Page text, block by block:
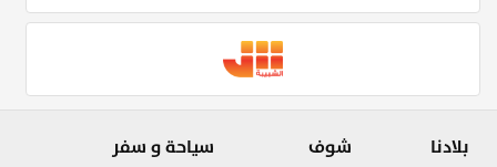
بلادنا
شوف
سياحة و سفر